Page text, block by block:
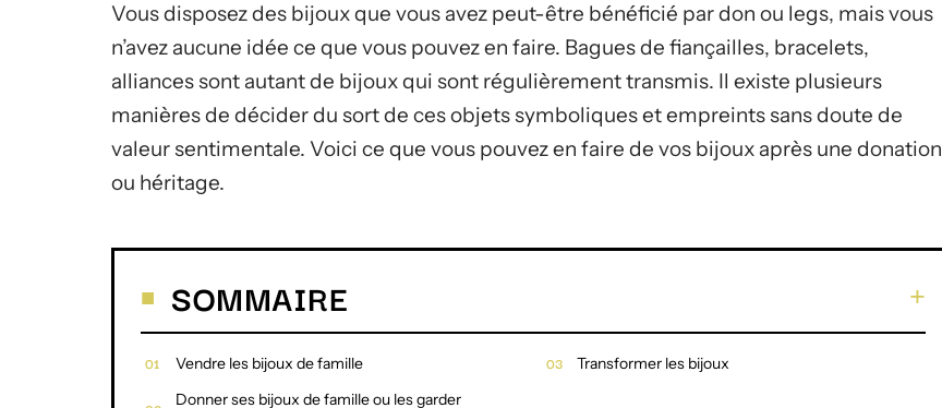
Vous disposez des bijoux que vous avez peut-être bénéficié par don ou legs, mais vous
n’avez aucune idée ce que vous pouvez en faire. Bagues de fiançailles, bracelets,
alliances sont autant de bijoux qui sont régulièrement transmis. Il existe plusieurs
manières de décider du sort de ces objets symboliques et empreints sans doute de
valeur sentimentale. Voici ce que vous pouvez en faire de vos bijoux après une donation
ou héritage.
SOMMAIRE
Vendre les bijoux de famille
Donner ses bijoux de famille ou les garder
Transformer les bijoux